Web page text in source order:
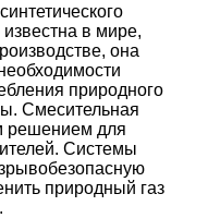
в мире,
она
природного
Смесительная
решением для
Системы
природный газ